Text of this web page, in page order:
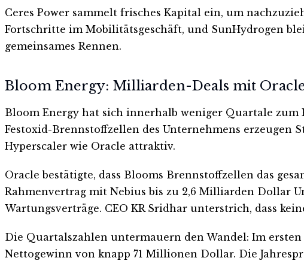
Ceres Power sammelt frisches Kapital ein, um
Fortschritte im Mobilitätsgeschäft, und SunHydrogen
gemeinsames Rennen.
Bloom Energy: Milliarden-Deals mit
Bloom Energy hat sich innerhalb weniger Quartale
Festoxid-Brennstoffzellen des Unternehmens
Hyperscaler wie Oracle attraktiv.
Oracle bestätigte, dass Blooms Brennstoffzellen das
Rahmenvertrag mit Nebius bis zu 2,6 Milliarden Dollar
Wartungsverträge. CEO KR Sridhar unterstrich, dass
Die Quartalszahlen untermauern den Wandel: Im
Nettogewinn von knapp 71 Millionen Dollar. Die